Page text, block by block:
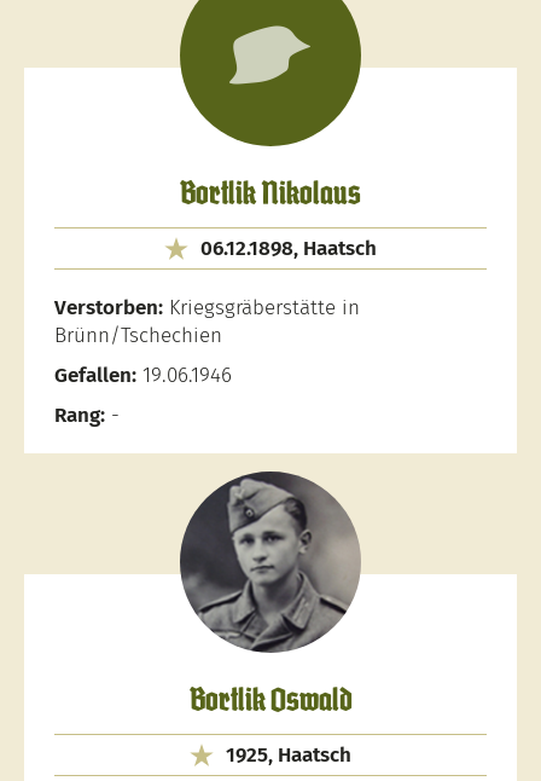
Bortlik Nikolaus
06.12.1898, Haatsch
Verstorben: Kriegsgräberstätte in
Brünn/Tschechien
Gefallen: 19.06.1946
Rang: -
Bortlik Oswald
1925, Haatsch